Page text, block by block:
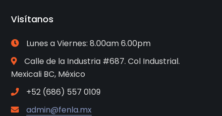
Visítanos
Lunes a Viernes: 8.00am 6.00pm
Calle de la Industria #687. Col Industrial.
Mexicali BC, México
+52 (686) 557 0109
admin@fenla.mx